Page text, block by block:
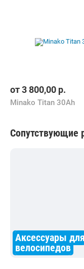
от3 800,00 р.
Minako Titan 30Ah
Сопутствующие
Аксессуары для
велосипедов